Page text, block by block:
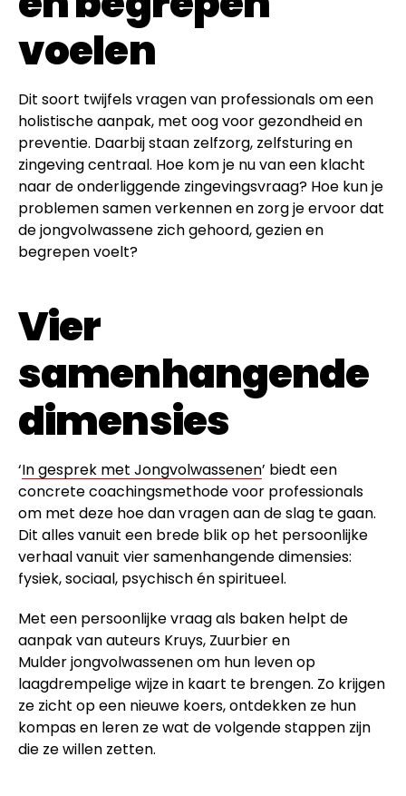
voelen
Dit soort twijfels vragen van professionals om een
holistische aanpak, met oog voor gezondheid en
preventie. Daarbij staan zelfzorg, zelfsturing en
zingeving centraal. Hoe kom je nu van een klacht
naar de onderliggende zingevingsvraag? Hoe kun je
problemen samen verkennen en zorg je ervoor dat
de jongvolwassene zich gehoord, gezien en
begrepen voelt?
Vier
samenhangende
dimensies
‘In gesprek met Jongvolwassenen’ biedt een
concrete coachingsmethode voor professionals
om met deze hoe dan vragen aan de slag te gaan.
Dit alles vanuit een brede blik op het persoonlijke
verhaal vanuit vier samenhangende dimensies:
fysiek, sociaal, psychisch én spiritueel.
Met een persoonlijke vraag als baken helpt de
aanpak van auteurs Kruys, Zuurbier en
Mulder jongvolwassenen om hun leven op
laagdrempelige wijze in kaart te brengen. Zo krijgen
ze zicht op een nieuwe koers, ontdekken ze hun
kompas en leren ze wat de volgende stappen zijn
die ze willen zetten.